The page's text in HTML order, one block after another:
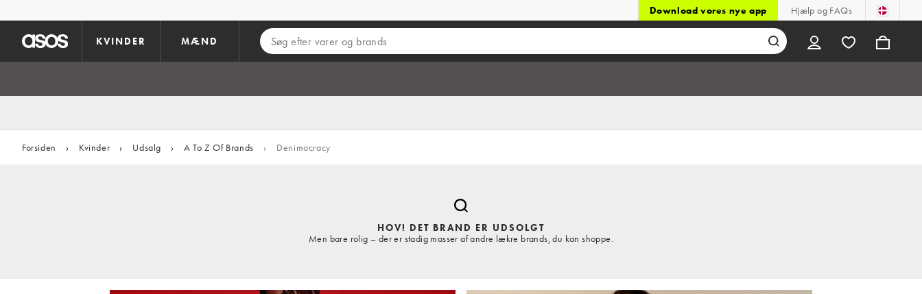
Download vores nye app Hjælp og FAQs
KVINDER MÆND
Forsiden › Kvinder › Udsalg › A To Z Of Brands › Denimocracy
HOV! DET BRAND ER UDSOLGT
Men bare rolig – der er stadig masser af andre lækre brands, du kan shoppe.